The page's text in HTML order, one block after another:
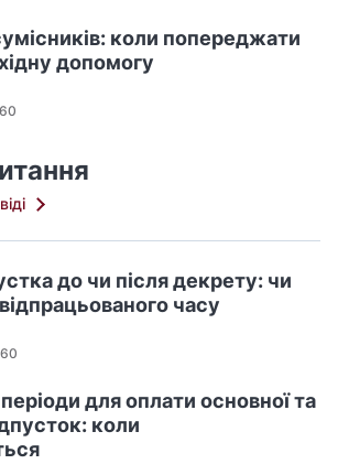
коли попереджати
допомогу
до чи після декрету: чи
часу
для оплати основної та
коли